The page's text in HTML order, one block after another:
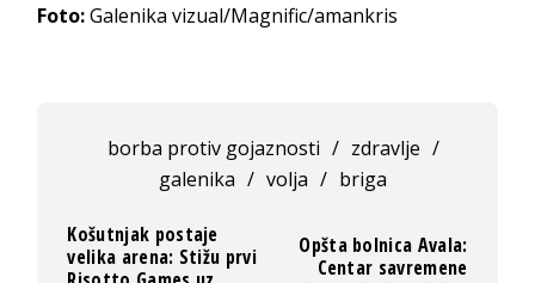
Foto:Galenika vizual/Magnific/amankris
borba protiv gojaznosti / zdravlje /
galenika / volja / briga
Košutnjak postaje
velika arena: Stižu prvi
Opšta bolnica Avala:
Centar savremene